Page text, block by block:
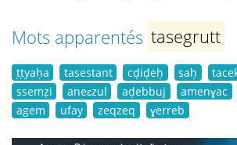
Mots apparentés tasegrutt
ṭṭyaḥa tasestant cḍiḍeḥ saḥ
ssemẓi
aneɛzul aḍebbuj amenɣac
agem
ufay zeqzeq ɣerreb